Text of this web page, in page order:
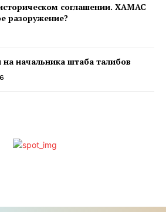
соглашении. ХАМАС
разоружение?
начальника штаба талибов